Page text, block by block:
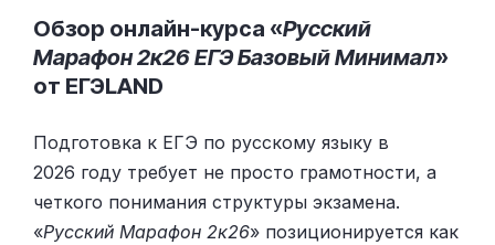
Обзор онлайн-курса «Русский
Марафон 2к26 ЕГЭ Базовый Минимал»
от ЕГЭLAND
Подготовка к ЕГЭ по русскому языку в
2026 году требует не просто грамотности, а
четкого понимания структуры экзамена.
«Русский Марафон 2к26» позиционируется как